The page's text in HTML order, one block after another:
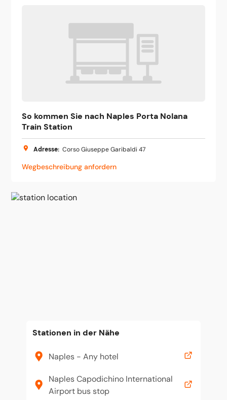
So kommen Sie nach Naples Porta Nolana
Train Station
Adresse: Corso Giuseppe Garibaldi 47
Wegbeschreibung anfordern
Stationen in der Nähe
Naples - Any hotel
Naples Capodichino International
Airport bus stop